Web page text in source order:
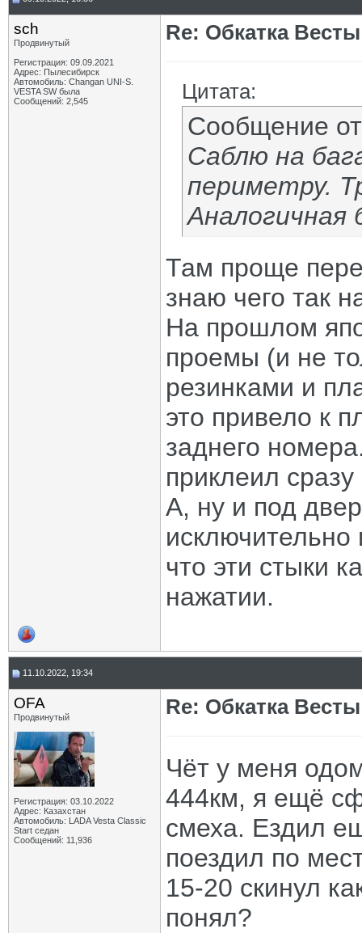
sch
Продвинутый
Регистрация: 09.09.2021
Адрес: Пылесибирск
Автомобиль: Changan UNI-S.
VESTA SW была
Сообщений: 2,545
Re: Обкатка Весты
Цитата:
Сообщение
Саблю на
периметру.
Аналогичная
Там проще
знаю чего так
На прошлом
проемы (и не
резинками и
это привело к
заднего
приклеил
А, ну и под
что эти стыки
нажатии.
11.10.2022, 19:34
OFA
Продвинутый
Регистрация: 03.10.2022
Адрес: Казахстан
Автомобиль: LADA Vesta Classic
Start седан
Сообщений: 11,936
Re: Обкатка Весты
Чёт у меня
444км, я ещё
смеха. Ездил
поездил по
15-20 скинул
понял?